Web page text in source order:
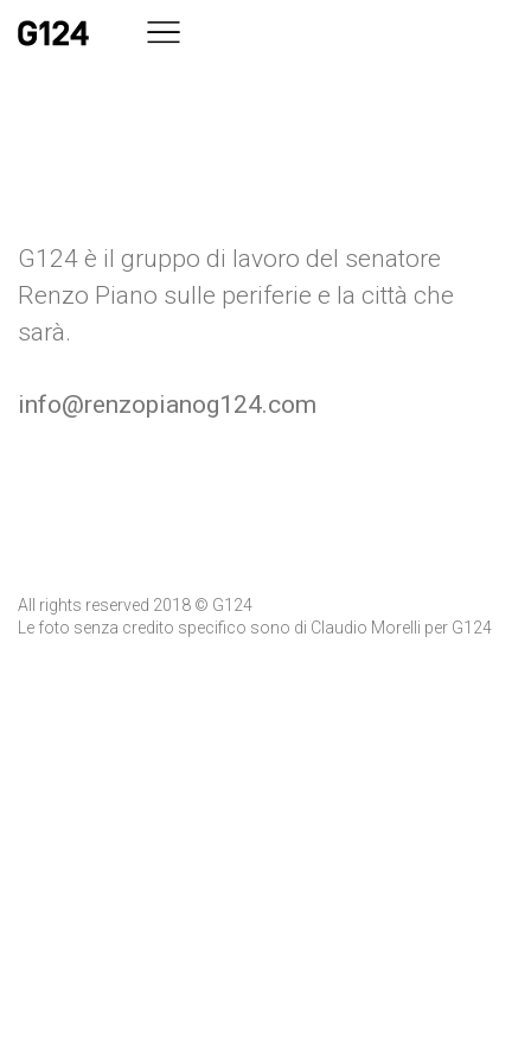
standard
G124 è il gruppo di lavoro del senatore
Renzo Piano sulle periferie e la città che
sarà.
info@renzopianog124.com
All rights reserved 2018 © G124
Le foto senza credito specifico sono di Claudio Morelli per G124